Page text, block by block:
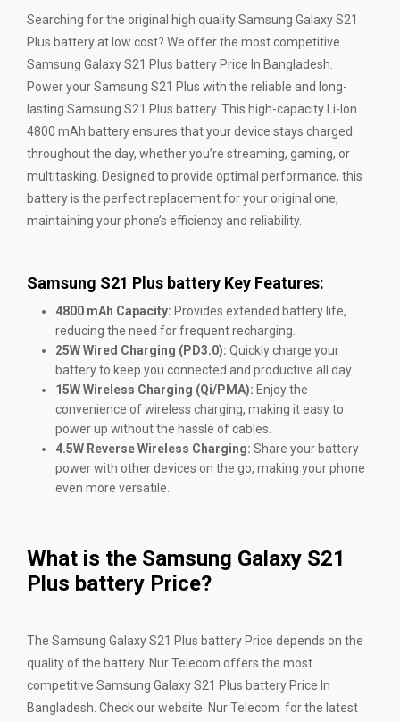
Searching for the original high quality Samsung Galaxy S21
Plus battery at low cost? We offer the most competitive
Samsung Galaxy S21 Plus battery Price In Bangladesh.
Power your Samsung S21 Plus with the reliable and long-
lasting Samsung S21 Plus battery. This high-capacity Li-Ion
4800 mAh battery ensures that your device stays charged
throughout the day, whether you’re streaming, gaming, or
multitasking. Designed to provide optimal performance, this
battery is the perfect replacement for your original one,
maintaining your phone’s efficiency and reliability.
Samsung S21 Plus battery Key Features:
4800 mAh Capacity: Provides extended battery life,
reducing the need for frequent recharging.
25W Wired Charging (PD3.0): Quickly charge your
battery to keep you connected and productive all day.
15W Wireless Charging (Qi/PMA): Enjoy the
convenience of wireless charging, making it easy to
power up without the hassle of cables.
4.5W Reverse Wireless Charging: Share your battery
power with other devices on the go, making your phone
even more versatile.
What is the Samsung Galaxy S21
Plus battery Price?
The Samsung Galaxy S21 Plus battery Price depends on the
quality of the battery. Nur Telecom offers the most
competitive Samsung Galaxy S21 Plus battery Price In
Bangladesh. Check our website Nur Telecom for the latest